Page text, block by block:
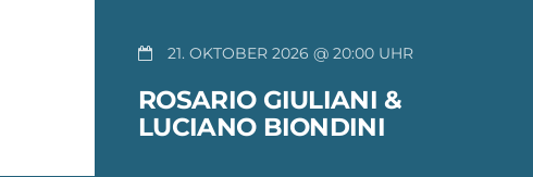
21. OKTOBER 2026 @ 20:00
ROSARIO GIULIANI &
LUCIANO BIONDINI